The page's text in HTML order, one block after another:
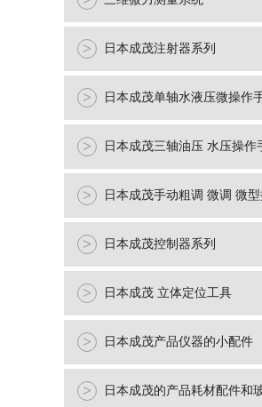
> 日本成茂注射器系列
> 日本成茂单轴水液压微操作
> 日本成茂三轴油压 水压操作
> 日本成茂手动粗调 微调 微
> 日本成茂控制器系列
> 日本成茂 立体定位工具
> 日本成茂产品仪器的小配件
> 日本成茂的产品耗材配件和